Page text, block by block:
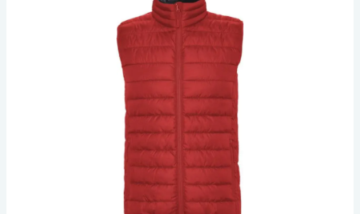
framfickor och ett kontrasterande innerfoder
för en snygg finish. Levereras med en praktisk
förvaringsväska, vilket gör den enkelt vikbar
och lätt att ta med sig. Perfekt för kyliga dagar
eller som ett extra värmande lager.